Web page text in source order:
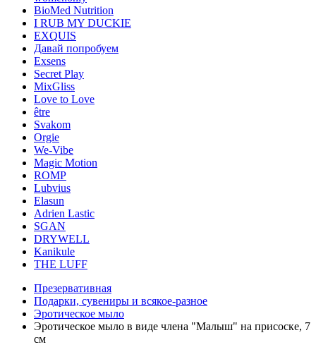
BioMed Nutrition
I RUB MY DUCKIE
EXQUIS
Давай попробуем
Exsens
Secret Play
MixGliss
Love to Love
être
Svakom
Orgie
We-Vibe
Magic Motion
ROMP
Lubvius
Elasun
Adrien Lastic
SGAN
DRYWELL
Kanikule
THE LUFF
Презервативная
Подарки, сувениры и всякое-разное
Эротическое мыло
Эротическое мыло в виде члена "Малыш" на присоске, 7
см